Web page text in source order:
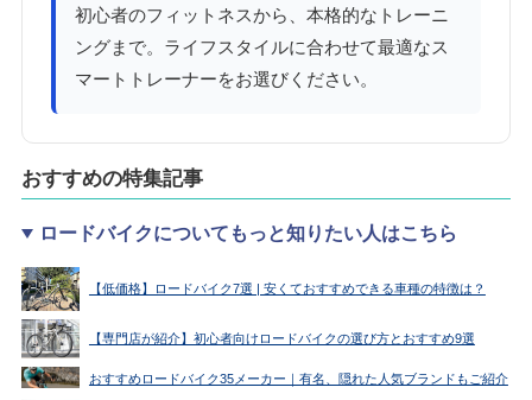
初心者のフィットネスから、本格的なトレーニ
ングまで。ライフスタイルに合わせて最適なス
マートトレーナーをお選びください。
おすすめの特集記事
ロードバイクについてもっと知りたい人はこちら
【低価格】ロードバイク7選 | 安くておすすめできる車種の特徴は？
【専門店が紹介】初心者向けロードバイクの選び方とおすすめ9選
おすすめロードバイク35メーカー｜有名、隠れた人気ブランドもご紹介